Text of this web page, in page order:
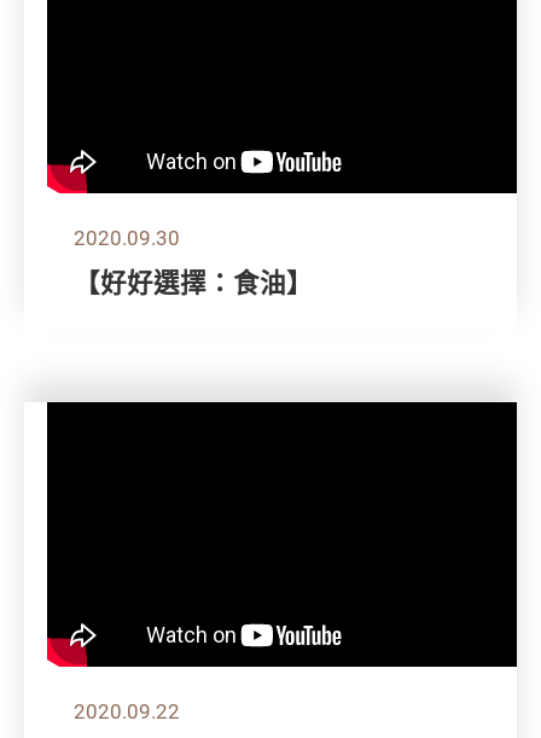
2020.09.30
【好好選擇：食油】
2020.09.22